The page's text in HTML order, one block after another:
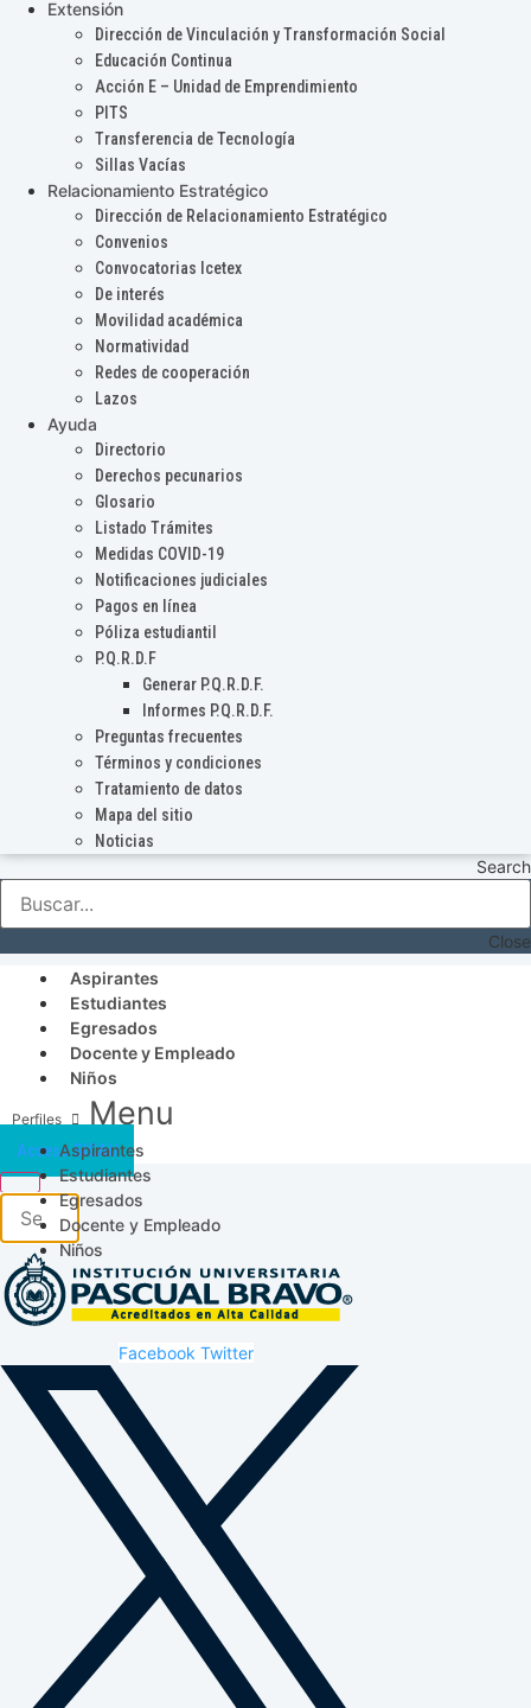
Extensión
Dirección de Vinculación y Transformación Social
Educación Continua
Acción E – Unidad de Emprendimiento
PITS
Transferencia de Tecnología
Sillas Vacías
Relacionamiento Estratégico
Dirección de Relacionamiento Estratégico
Convenios
Convocatorias Icetex
De interés
Movilidad académica
Normatividad
Redes de cooperación
Lazos
Ayuda
Directorio
Derechos pecunarios
Glosario
Listado Trámites
Medidas COVID-19
Notificaciones judiciales
Pagos en línea
Póliza estudiantil
P.Q.R.D.F
Generar P.Q.R.D.F.
Informes P.Q.R.D.F.
Preguntas frecuentes
Términos y condiciones
Tratamiento de datos
Mapa del sitio
Noticias
Search
Close
Aspirantes
Estudiantes
Egresados
Docente y Empleado
Niños
Menu
Aspirantes
Estudiantes
Egresados
Docente y Empleado
Niños
Acceso SICAU
Facebook Twitter